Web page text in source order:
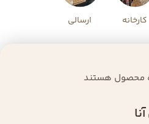
کارخانه ارسالی
محصول هستند